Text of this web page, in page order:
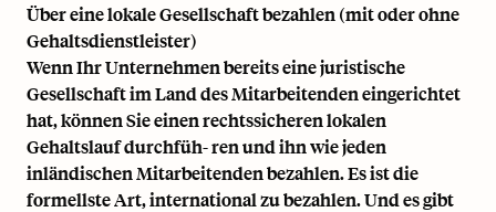
Über eine lokale Gesellschaft bezahlen (mit oder ohne
Gehaltsdienstleister)
Wenn Ihr Unternehmen bereits eine juristische
Gesellschaft im Land des Mitarbeitenden eingerichtet
hat, können Sie einen rechtssicheren lokalen
Gehaltslauf durchfüh- ren und ihn wie jeden
inländischen Mitarbeitenden bezahlen. Es ist die
formellste Art, international zu bezahlen. Und es gibt